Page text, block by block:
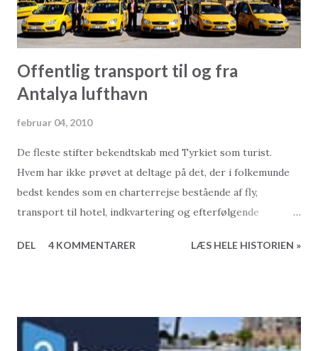
forleden var i Alanya på besøg. Direkte adspurgt om
lufthavnens mulighed for at modtage størr...
Offentlig transport til og fra
Antalya lufthavn
februar 04, 2010
De fleste stifter bekendtskab med Tyrkiet som turist.
Hvem har ikke prøvet at deltage på det, der i folkemunde
bedst kendes som en charterrejse bestående af fly,
transport til hotel, indkvartering og efterfølgende
udflugter og meget mere? På en chartertur er alt planlagt
med kufferten, og på vej ind mod hotellet bliver du endda
DEL 4 KOMMENTARER LÆS HELE HISTORIEN »